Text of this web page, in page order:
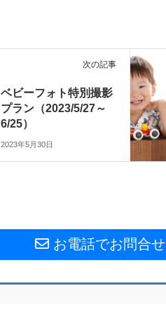
次の記事
ベビーフォト特別撮影
プラン（2023/5/27～
6/25）
2023年5月30日
お電話でお問合せ